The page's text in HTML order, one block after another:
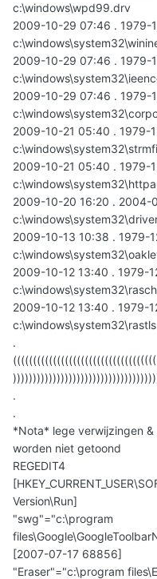
c:\windows\wpd99.drv
2009-10-29 07:46 .
2009-10-29 07:46 .
2009-10-29 07:46 .
2009-10-21 05:40 .
2009-10-21 05:40 .
2009-10-20 16:20 .
2009-10-13 10:38 .
2009-10-12 13:40 . 1979-
2009-10-12 13:40 . 1979-
.
.
.
*Nota* lege verwijzingen
worden niet getoond
REGEDIT4
Version\Run]
"swg"="c:\program
[2007-07-17 68856]
"Eraser"="c:\program